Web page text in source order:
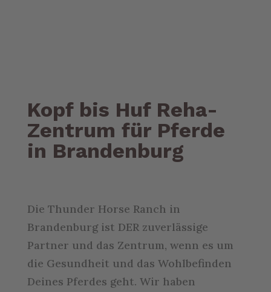
Kopf bis Huf Reha-
Zentrum für Pferde
in Brandenburg
Die Thunder Horse Ranch in
Brandenburg ist DER zuverlässige
Partner und das Zentrum, wenn es um
die Gesundheit und das Wohlbefinden
Deines Pferdes geht. Wir haben